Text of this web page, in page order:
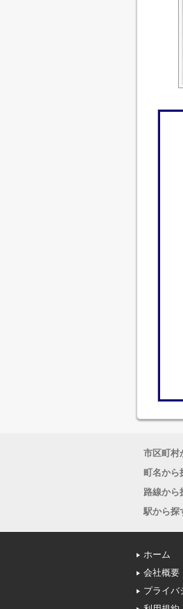
市区町村
町名から
路線から
駅から探
ホーム
会社概要
プライバ